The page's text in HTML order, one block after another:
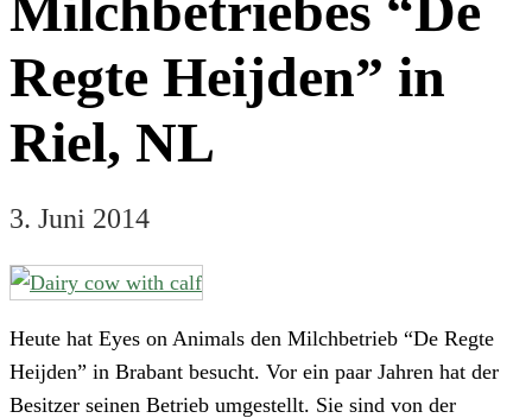
Regte Heijden” in
Riel, NL
3. Juni 2014
Heute hat Eyes on Animals den Milchbetrieb “De Regte
Heijden” in Brabant besucht. Vor ein paar Jahren hat der
Besitzer seinen Betrieb umgestellt. Sie sind von der